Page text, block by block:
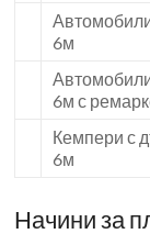
6м
6м с
Кемпери с
6м
Начини за